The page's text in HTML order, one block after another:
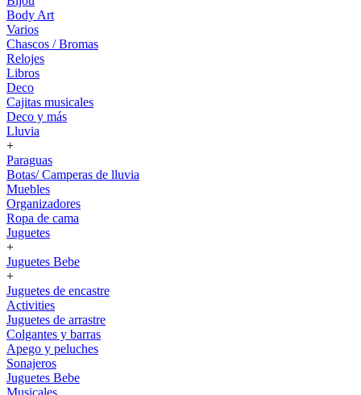
Body Art
Varios
Chascos / Bromas
Relojes
Libros
Deco
Cajitas musicales
Deco y más
Lluvia
+
Paraguas
Botas/ Camperas de lluvia
Muebles
Organizadores
Ropa de cama
Juguetes
+
Juguetes Bebe
+
Juguetes de encastre
Activities
Juguetes de arrastre
Colgantes y barras
Apego y peluches
Sonajeros
Juguetes Bebe
Musicales